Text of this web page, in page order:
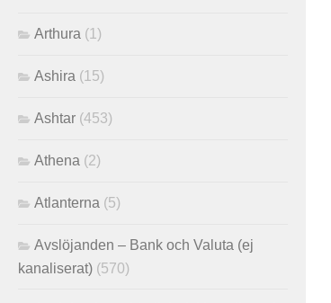
Arthura (1)
Ashira (15)
Ashtar (453)
Athena (2)
Atlanterna (5)
Avslöjanden – Bank och Valuta (ej
kanaliserat) (570)